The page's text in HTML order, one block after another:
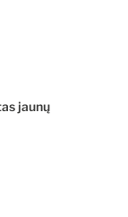
jaunų